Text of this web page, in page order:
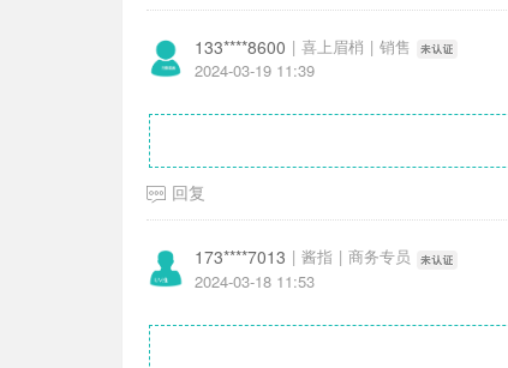
133****8600 | 喜上眉梢 | 销售
2024-03-19 11:39
回复
173****7013 | 酱指 | 商务专员
2024-03-18 11:53